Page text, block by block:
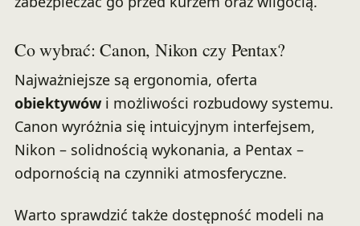
Co wybrać: Canon, Nikon czy Pentax?
Najważniejsze są ergonomia, oferta
obiektywówi możliwości rozbudowy systemu.
Canon wyróżnia się intuicyjnym interfejsem,
Nikon – solidnością wykonania, a Pentax –
odpornością na czynniki atmosferyczne.
Warto sprawdzić także dostępność modeli na